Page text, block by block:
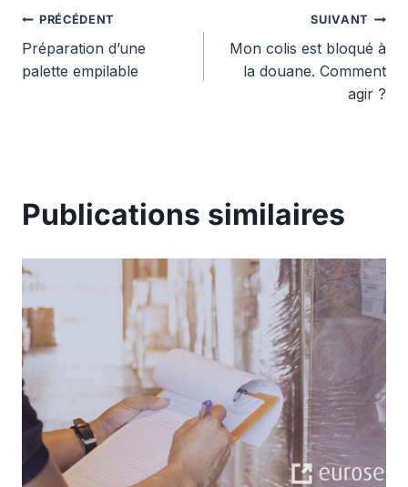
Navigation
de
PRÉCÉDENT
Préparation d’une
palette empilable
SUIVANT
Mon colis est bloqué à
la douane. Comment
agir ?
Publications similaires